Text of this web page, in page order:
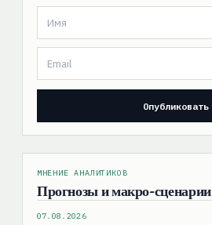
МНЕНИЕ АНАЛИТИКОВ
Прогнозы и макро-сценарии
07.08.2026